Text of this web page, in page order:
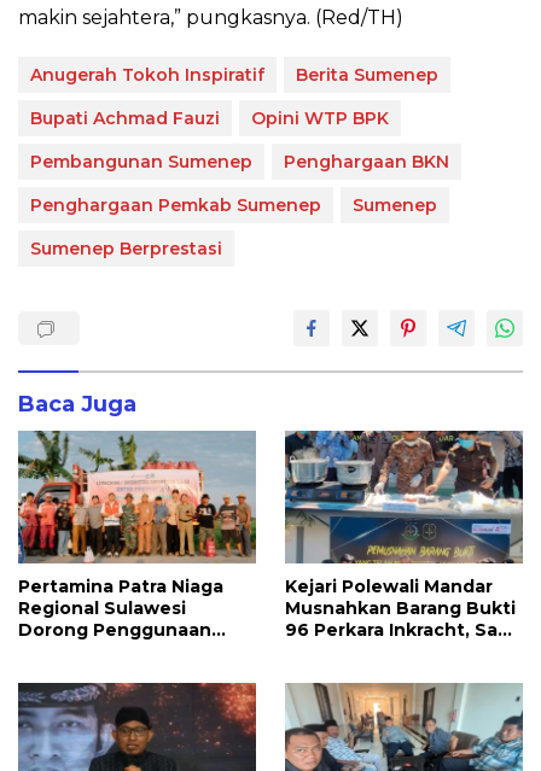
makin sejahtera,” pungkasnya. (Red/TH)
Anugerah Tokoh Inspiratif
Berita Sumenep
Bupati Achmad Fauzi
Opini WTP BPK
Pembangunan Sumenep
Penghargaan BKN
Penghargaan Pemkab Sumenep
Sumenep
Sumenep Berprestasi
Baca Juga
Pertamina Patra Niaga
Regional Sulawesi
Dorong Penggunaan
Energi Irigasi
Kejari Polewali Mandar
Musnahkan Barang Bukti
96 Perkara Inkracht, Sabu